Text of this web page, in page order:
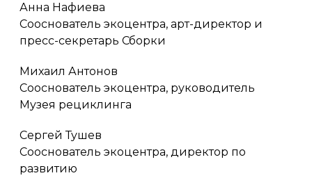
Анна Нафиева
Сооснователь экоцентра, арт-директор и
пресс-секретарь Сборки
Михаил Антонов
Сооснователь экоцентра, руководитель
Музея рециклинга
Сергей Тушев
Сооснователь экоцентра, директор по
развитию